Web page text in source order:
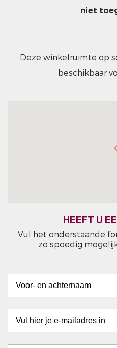
niet
Deze winkelruimte op
beschikbaar
HEEFT U
Vul het onderstaande
zo spoedig